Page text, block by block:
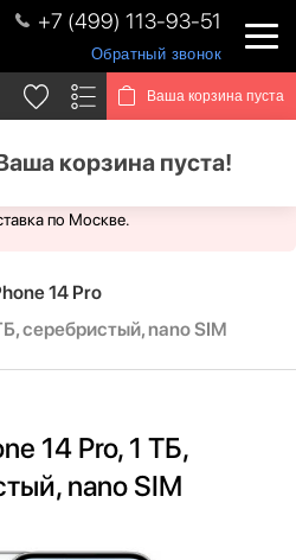
+7 (499) 113-93-51
Обратный звонок
Ваша корзина пуста
корзина пуста!
выходных. Для Вас доступен
по Москве.
14 Pro
серебристый, nano SIM
14 Pro, 1 ТБ,
nano SIM